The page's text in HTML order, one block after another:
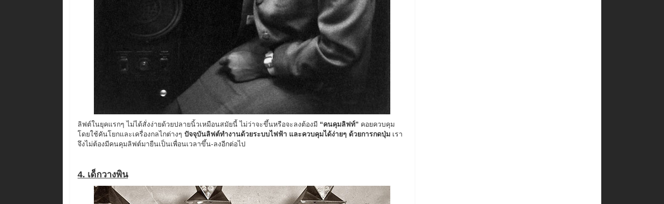
ลิฟต์ในยุคแรกๆ ไม่ได้สั่งง่ายด้วยปลายนิ้วเหมือนสมัยนี้ ไม่ว่าจะขึ้นหรือจะลงต้องมี “คนคุมลิฟท์” คอยควบคุม
โดยใช้คันโยกและเครื่องกลไกต่างๆ ปัจจุบันลิฟต์ทำงานด้วยระบบไฟฟ้า และควบคุมได้ง่ายๆ ด้วยการกดปุ่ม เรา
จึงไม่ต้องมีคนคุมลิฟต์มายืนเป็นเพื่อนเวลาขึ้น-ลงอีกต่อไป
4. เด็กวางพิน